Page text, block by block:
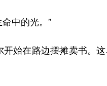
中的光。”
始在路边摆摊卖书。这